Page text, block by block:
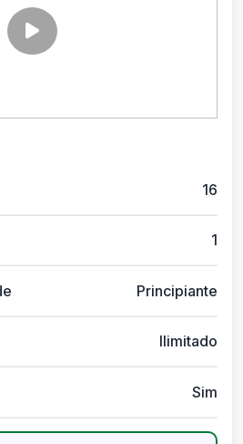
16
1
Principiante
Ilimitado
Sim